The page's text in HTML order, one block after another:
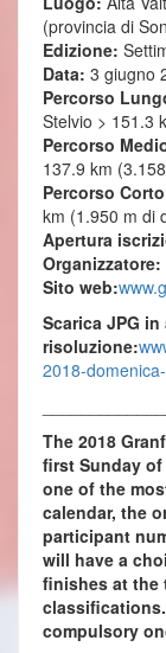
(provincia di
Edizione:
Data: 3 giugno
Percorso
Stelvio > 151.3
Percorso
137.9 km
Percorso
km (1.950 m di
Apertura
Organizzatore:
Sito web:
Scarica JPG in
risoluzione:
2018-
The 2018
first Sunday
one of the
calendar, the
participant
will have a
finishes at the
compulsory